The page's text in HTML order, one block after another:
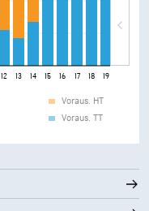
12 13 14 15 16 17 18 19
Voraus. HT
Voraus. TT